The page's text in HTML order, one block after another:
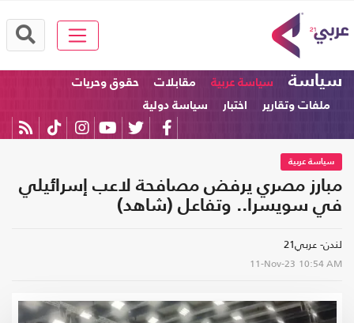
سياسة سياسة عربية مقابلات
حقوق وحريات
ملفات وتقارير
اختبار سياسة دولية
سياسة عربية
مبارز مصري يرفض مصافحة لاعب إسرائيلي
في سويسرا.. وتفاعل (شاهد)
لندن- عربي21
11-Nov-23 10:54 AM